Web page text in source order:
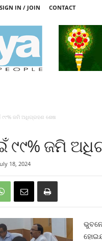
SIGN IN / JOIN CONTACT
୯୯% ଜମି ଅଧିଗ୍ରହଣ ଶେଷ
୯୯% ଜମି
18, 2024